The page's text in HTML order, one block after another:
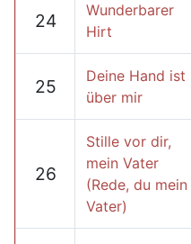
24
Wunderbarer
Hirt
25
Deine Hand ist
über mir
26
Stille vor dir,
mein Vater
(Rede, du mein
Vater)